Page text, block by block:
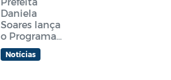
Daniela
Soares lança
o Programa
Araruama
Aprender +
Notícias